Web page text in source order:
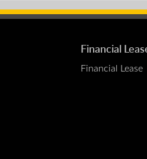
Financial
Financial Lease